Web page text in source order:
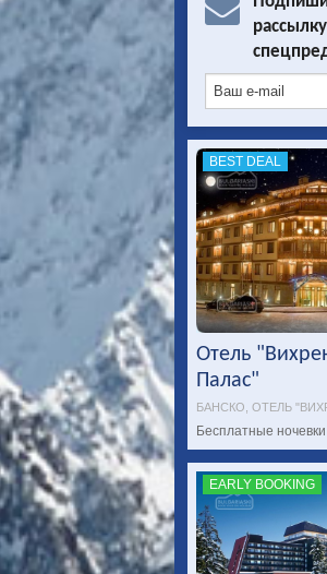
BEST DEAL
Отель
Палас"
БАНСКО, ОТЕЛЬ
Бесплатные
EARLY BOOKING